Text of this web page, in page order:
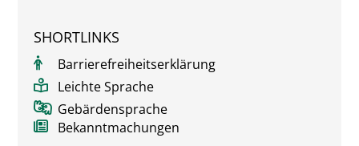
SHORTLINKS
Barrierefreiheitserklärung
Leichte Sprache
Gebärdensprache
Bekanntmachungen